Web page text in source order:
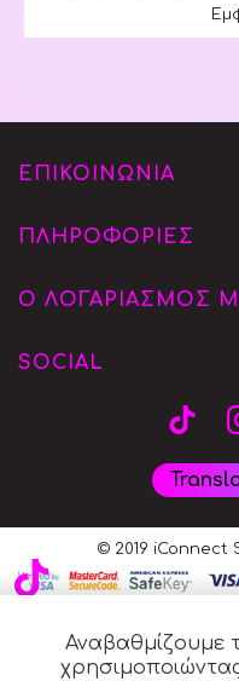
ΕΠΙΚΟΙΝΩΝΙΑ
ΠΛΗΡΟΦΟΡΙΕΣ
Ο ΛΟΓΑΡΙΑΣΜΟΣ
SOCIAL
© 2019 iConnect
Αναβαθμίζουμε